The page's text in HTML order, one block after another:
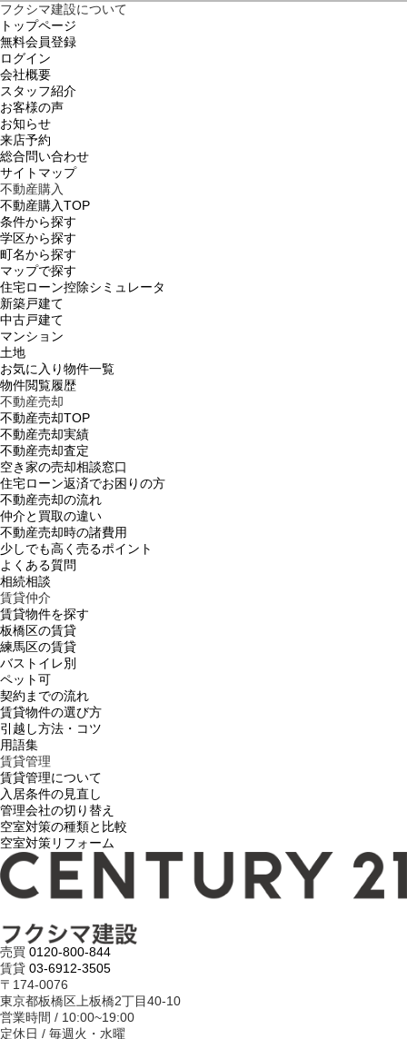
フクシマ建設について
トップページ
無料会員登録
ログイン
会社概要
スタッフ紹介
お客様の声
お知らせ
来店予約
総合問い合わせ
サイトマップ
不動産購入
不動産購入TOP
条件から探す
学区から探す
町名から探す
マップで探す
住宅ローン控除シミュレータ
新築戸建て
中古戸建て
マンション
土地
お気に入り物件一覧
物件閲覧履歴
不動産売却
不動産売却TOP
不動産売却実績
不動産売却査定
空き家の売却相談窓口
住宅ローン返済でお困りの方
不動産売却の流れ
仲介と買取の違い
不動産売却時の諸費用
少しでも高く売るポイント
よくある質問
相続相談
賃貸仲介
賃貸物件を探す
板橋区の賃貸
練馬区の賃貸
バストイレ別
ペット可
契約までの流れ
賃貸物件の選び方
引越し方法・コツ
用語集
賃貸管理
賃貸管理について
入居条件の見直し
管理会社の切り替え
空室対策の種類と比較
空室対策リフォーム
売買 0120-800-844
賃貸 03-6912-3505
〒174-0076
東京都板橋区上板橋2丁目40-10
営業時間 / 10:00~19:00
定休日 / 毎週火・水曜